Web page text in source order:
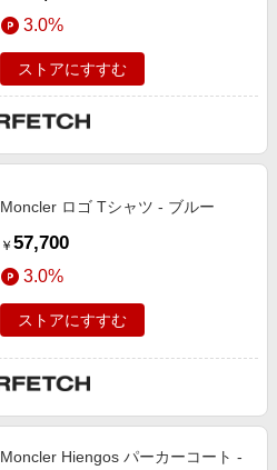
3.0%
ストアにすすむ
Moncler ロゴ Tシャツ - ブルー
￥ 57,700
3.0%
ストアにすすむ
Moncler Hiengos パーカーコート -